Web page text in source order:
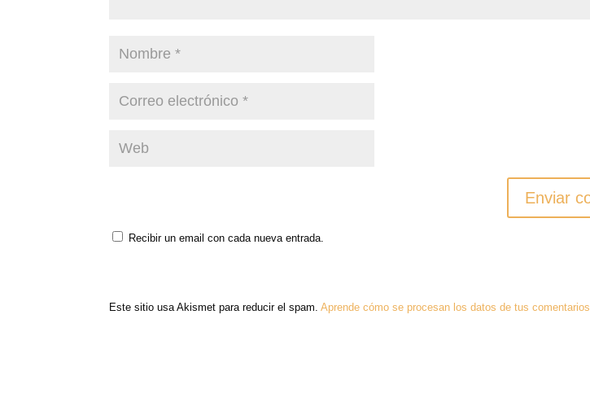
Recibir un email con cada nueva entrada.
Este sitio usa Akismet para reducir el spam.Aprende cómo se procesan los datos de tus comentarios